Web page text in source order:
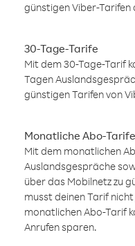
günstigen Viber-Tarifen
30-Tage-Tarife
Mit dem 30-Tage-Tarif
Tagen
günstigen Tarifen von
Monatliche Abo-Tarife
Mit dem monatlichen
Auslandsgespräche
über das Mobilnetz zu
musst deinen Tarif
monatlichen Abo-Tarif
Anrufen sparen.